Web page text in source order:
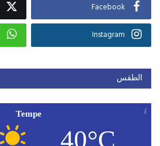
Facebook
Instagram
الطقس
Tempe
40°C